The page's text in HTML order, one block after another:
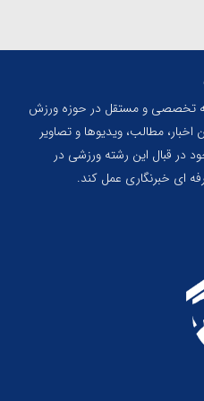
تخصصی و مستقل در حوزه ورزش
مطالب، ویدیوها و تصاویر
در قبال این رشته ورزشی در
ای خبرنگاری عمل کند.